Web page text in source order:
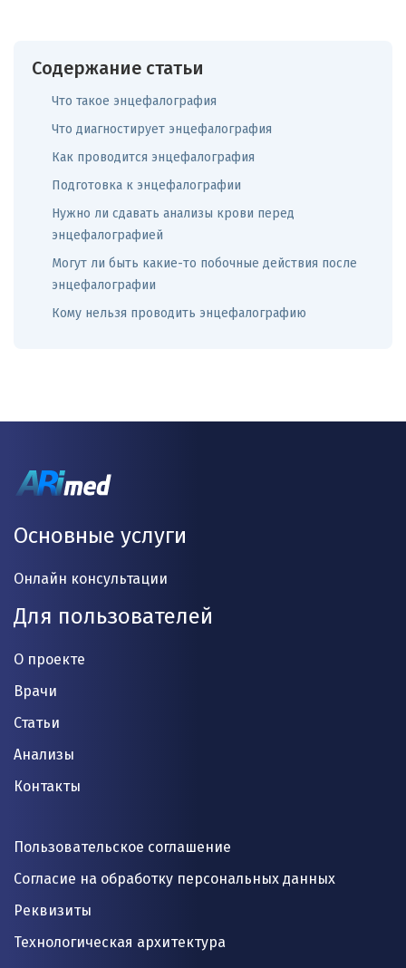
Содержание статьи
Что такое энцефалография
Что диагностирует энцефалография
Как проводится энцефалография
Подготовка к энцефалографии
Нужно ли сдавать анализы крови перед
энцефалографией
Могут ли быть какие-то побочные действия после
энцефалографии
Кому нельзя проводить энцефалографию
Основные услуги
Онлайн консультации
Для пользователей
О проекте
Врачи
Статьи
Анализы
Контакты
Пользовательское соглашение
Согласие на обработку персональных данных
Реквизиты
Технологическая архитектура